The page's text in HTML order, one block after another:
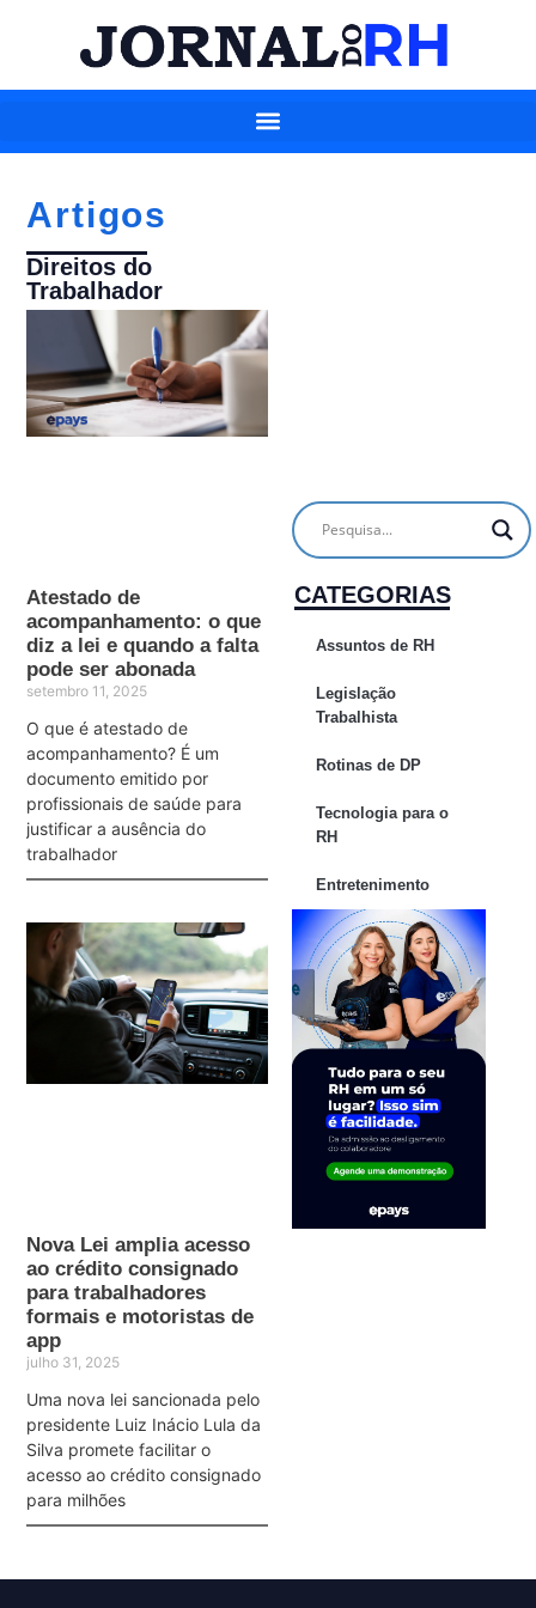
Artigos
Direitos do
Trabalhador
Atestado de
acompanhamento: o que
diz a lei e quando a falta
pode ser abonada
setembro 11, 2025
O que é atestado de
acompanhamento? É um
documento emitido por
profissionais de saúde para
justificar a ausência do
trabalhador
Nova Lei amplia acesso
ao crédito consignado
para trabalhadores
formais e motoristas de
app
julho 31, 2025
Uma nova lei sancionada pelo
presidente Luiz Inácio Lula da
Silva promete facilitar o
acesso ao crédito consignado
para milhões
CATEGORIAS
Assuntos de RH
Legislação
Trabalhista
Rotinas de DP
Tecnologia para o
RH
Entretenimento